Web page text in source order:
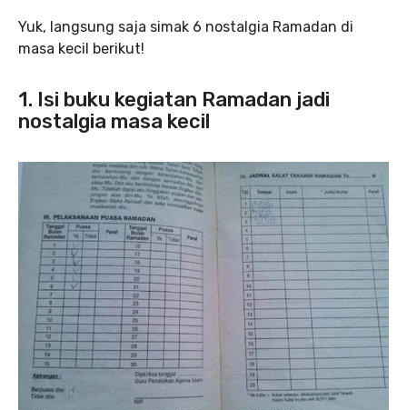
Yuk, langsung saja simak 6 nostalgia Ramadan di
masa kecil berikut!
1. Isi buku kegiatan Ramadan jadi
nostalgia masa kecil